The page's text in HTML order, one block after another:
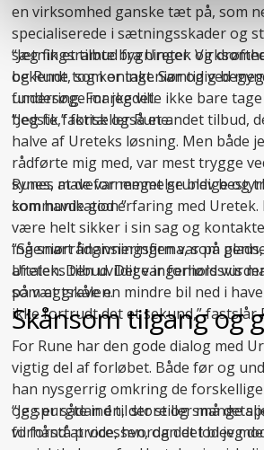
en virksomhed ganske tæt på, som
specialiserede isætningsskaderog
sætningsramte bygninger.
og Rune tog kontakt. Samtidig
undersøge markedet.
“Jeg fik et tilbud fra Uretek og
bekendt, som er ingeniør og ved
fundering. For jeg ville ikke bare
bedste,” fortæller Rune.
“Jeg fik faktisk også et andet tilbud,
halve af Ureteks løsning. Men både
rådførte mig med, var mest trygge
synes, at de var meget grundige og
kommunikation.”
Runes mavefornemmelse blev
som havde god erfaring med Uretek.
være helt sikker i sin sag og
ingeniørrådgivningsfirma, som
aftalen. Den uvildige ingeniørs
på vægtskålen.
“Så snart finansieringen var på
Ureteks tilbud. Det var forholdsvis
som at grave en mindre bil ned i
ikke fortrudt det et sekund,” fastslår
Skånsom tilgang og
For Rune har den gode dialog med
vigtig del af forløbet. Både før og
han nysgerrig omkring de
og spurgte ind til store og små
forhånd at vide, hvordan det blev
“Jeg er sådan én, der stiller mange
vil forstå processen, og det lod jeg